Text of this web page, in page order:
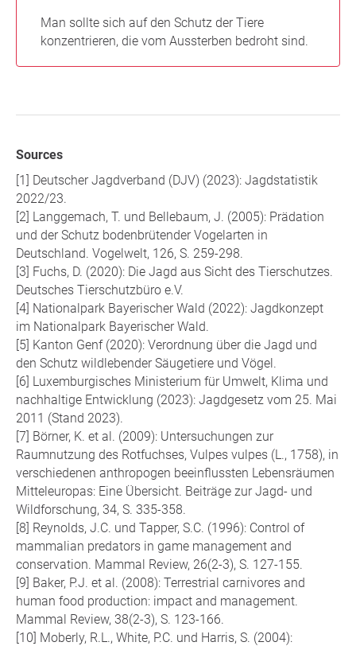
Man sollte sich auf den Schutz der Tiere
konzentrieren, die vom Aussterben bedroht sind.
Sources
Deutscher Jagdverband (DJV) (2023): Jagdstatistik
2022/23.
Langgemach, T. und Bellebaum, J. (2005): Prädation
und der Schutz bodenbrütender Vogelarten in
Deutschland. Vogelwelt, 126, S. 259-298.
Fuchs, D. (2020): Die Jagd aus Sicht des Tierschutzes.
Deutsches Tierschutzbüro e.V.
Nationalpark Bayerischer Wald (2022): Jagdkonzept
im Nationalpark Bayerischer Wald.
Kanton Genf (2020): Verordnung über die Jagd und
den Schutz wildlebender Säugetiere und Vögel.
Luxemburgisches Ministerium für Umwelt, Klima und
nachhaltige Entwicklung (2023): Jagdgesetz vom 25. Mai
2011 (Stand 2023).
Börner, K. et al. (2009): Untersuchungen zur
Raumnutzung des Rotfuchses, Vulpes vulpes (L., 1758), in
verschiedenen anthropogen beeinflussten Lebensräumen
Mitteleuropas: Eine Übersicht. Beiträge zur Jagd- und
Wildforschung, 34, S. 335-358.
Reynolds, J.C. und Tapper, S.C. (1996): Control of
mammalian predators in game management and
conservation. Mammal Review, 26(2-3), S. 127-155.
Baker, P.J. et al. (2008): Terrestrial carnivores and
human food production: impact and management.
Mammal Review, 38(2-3), S. 123-166.
Moberly, R.L., White, P.C. und Harris, S. (2004):